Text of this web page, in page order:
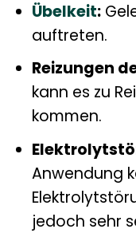
Übelkeit:
auftreten.
Reizungen
kann es zu
kommen.
Anwendung
jedoch sehr